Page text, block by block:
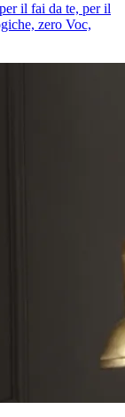
il fai da te, per il
zero Voc,